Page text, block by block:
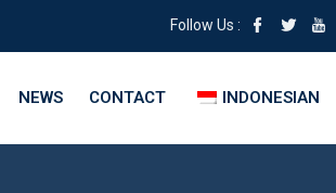
Follow Us :
NEWS CONTACT INDONESIAN